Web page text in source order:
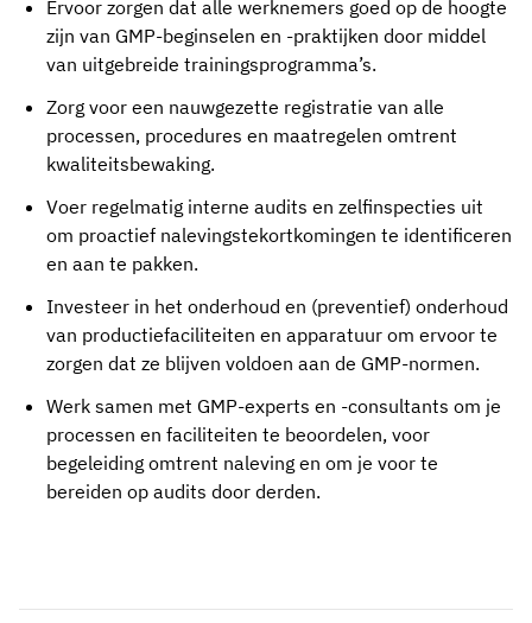
Ervoor zorgen dat alle werknemers goed op de hoogte
zijn van GMP-beginselen en -praktijken door middel
van uitgebreide trainingsprogramma’s.
Zorg voor een nauwgezette registratie van alle
processen, procedures en maatregelen omtrent
kwaliteitsbewaking.
Voer regelmatig interne audits en zelfinspecties uit
om proactief nalevingstekortkomingen te identificeren
en aan te pakken.
Investeer in het onderhoud en (preventief) onderhoud
van productiefaciliteiten en apparatuur om ervoor te
zorgen dat ze blijven voldoen aan de GMP-normen.
Werk samen met GMP-experts en -consultants om je
processen en faciliteiten te beoordelen, voor
begeleiding omtrent naleving en om je voor te
bereiden op audits door derden.